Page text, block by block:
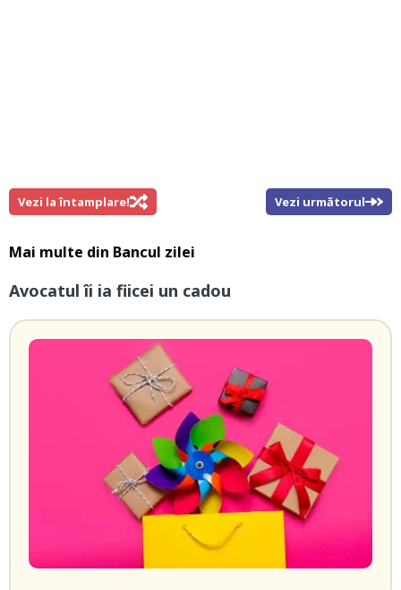
Vezi la întamplare! Vezi următorul
Mai multe din Bancul zilei
Avocatul îi ia fiicei un cadou